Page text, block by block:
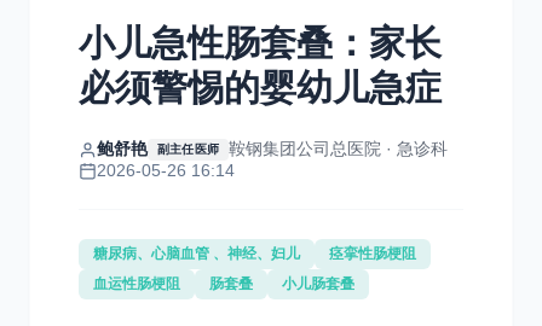
小儿急性肠套叠：家长
必须警惕的婴幼儿急症
鲍舒艳 副主任医师
鞍钢集团公司总医院 · 急诊科
2026-05-26 16:14
糖尿病、心脑血管 、神经、妇儿
痉挛性肠梗阻
血运性肠梗阻
肠套叠 小儿肠套叠